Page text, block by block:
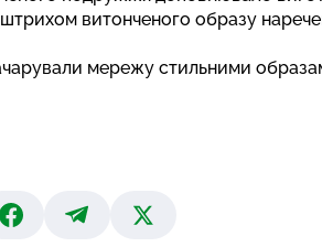
витонченого образу
мережу стильними